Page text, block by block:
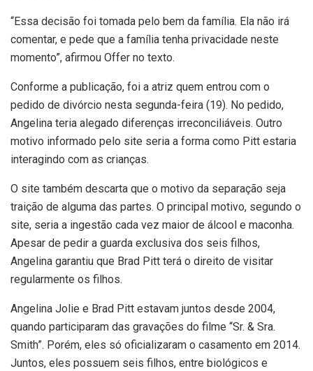
“Essa decisão foi tomada pelo bem da família. Ela não irá
comentar, e pede que a família tenha privacidade neste
momento”, afirmou Offer no texto.
Conforme a publicação, foi a atriz quem entrou com o
pedido de divórcio nesta segunda-feira (19). No pedido,
Angelina teria alegado diferenças irreconciliáveis. Outro
motivo informado pelo site seria a forma como Pitt estaria
interagindo com as crianças.
O site também descarta que o motivo da separação seja
traição de alguma das partes. O principal motivo, segundo o
site, seria a ingestão cada vez maior de álcool e maconha.
Apesar de pedir a guarda exclusiva dos seis filhos,
Angelina garantiu que Brad Pitt terá o direito de visitar
regularmente os filhos.
Angelina Jolie e Brad Pitt estavam juntos desde 2004,
quando participaram das gravações do filme “Sr. & Sra.
Smith”. Porém, eles só oficializaram o casamento em 2014.
Juntos, eles possuem seis filhos, entre biológicos e